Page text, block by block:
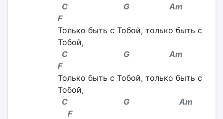
C G Am
F
Только быть с Тобой, только быть с
Тобой,
C G Am
F
Только быть с Тобой, только быть с
Тобой,
C G Am
F